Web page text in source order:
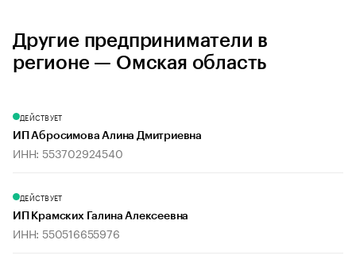
Другие предприниматели в
регионе — Омская область
ДЕЙСТВУЕТ
ИП Абросимова Алина Дмитриевна
ИНН: 553702924540
ДЕЙСТВУЕТ
ИП Крамских Галина Алексеевна
ИНН: 550516655976